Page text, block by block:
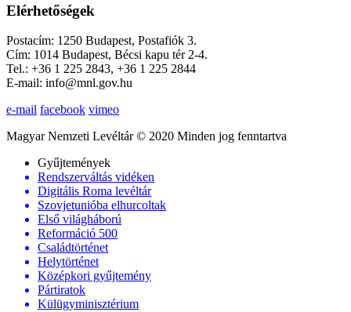
Elérhetőségek
Postacím: 1250 Budapest, Postafiók 3.
Cím: 1014 Budapest, Bécsi kapu tér 2-4.
Tel.: +36 1 225 2843, +36 1 225 2844
E-mail: info@mnl.gov.hu
e-mail facebook vimeo
Magyar Nemzeti Levéltár © 2020 Minden jog fenntartva
Gyűjtemények
Rendszerváltás vidéken
Digitális Roma levéltár
Szovjetunióba elhurcoltak
Első világháború
Reformáció 500
Családtörténet
Helytörténet
Középkori gyűjtemény
Pártiratok
Külügyminisztérium